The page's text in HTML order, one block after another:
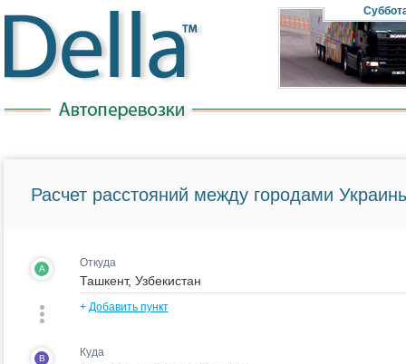
Расчет расстояний между городами
A Откуда
+ Добавить пункт
B Куда